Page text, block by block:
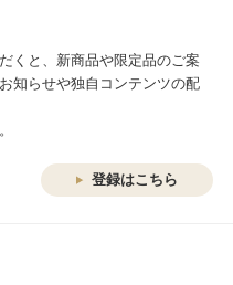
くと、新商品や限定品のご案
知らせや独自コンテンツの配
登録はこちら